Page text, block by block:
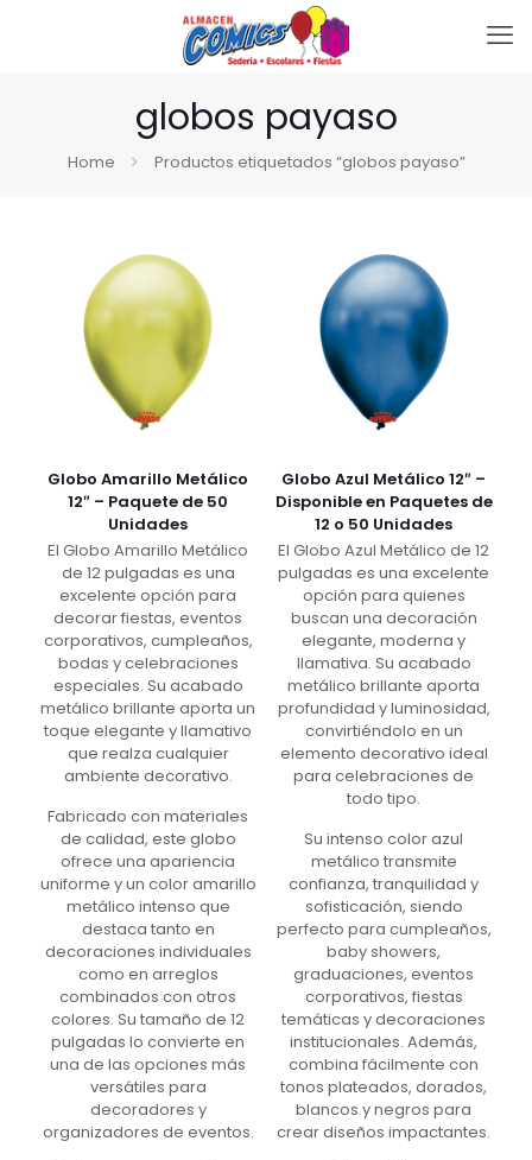
globos payaso
Home Productos etiquetados “globos payaso”
Globo Amarillo Metálico
12″ – Paquete de 50
Unidades
El Globo Amarillo Metálico
de 12 pulgadas es una
excelente opción para
decorar fiestas, eventos
corporativos, cumpleaños,
bodas y celebraciones
especiales. Su acabado
metálico brillante aporta un
toque elegante y llamativo
que realza cualquier
ambiente decorativo.
Fabricado con materiales
de calidad, este globo
ofrece una apariencia
uniforme y un color amarillo
metálico intenso que
destaca tanto en
decoraciones individuales
como en arreglos
combinados con otros
colores. Su tamaño de 12
pulgadas lo convierte en
una de las opciones más
versátiles para
decoradores y
organizadores de eventos.
Globo Azul Metálico 12″ –
Disponible en Paquetes de
12 o 50 Unidades
El Globo Azul Metálico de 12
pulgadas es una excelente
opción para quienes
buscan una decoración
elegante, moderna y
llamativa. Su acabado
metálico brillante aporta
profundidad y luminosidad,
convirtiéndolo en un
elemento decorativo ideal
para celebraciones de
todo tipo.
Su intenso color azul
metálico transmite
confianza, tranquilidad y
sofisticación, siendo
perfecto para cumpleaños,
baby showers,
graduaciones, eventos
corporativos, fiestas
temáticas y decoraciones
institucionales. Además,
combina fácilmente con
tonos plateados, dorados,
blancos y negros para
crear diseños impactantes.